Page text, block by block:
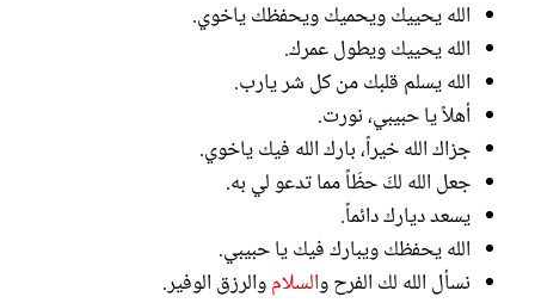
الله يحييك ويحميك ويحفظك ياخوي.
الله يحييك ويطول عمرك.
الله يسلم قلبك من كل شر يارب.
أهلاً يا حبيبي، نورت.
جزاك الله خيراً، بارك الله فيك ياخوي.
جعل الله لكَ حظَاً مما تدعو لي به.
يسعد ديارك دائماً.
الله يحفظك ويبارك فيك يا حبيبي.
نسأل الله لك الفرح والسلاموالرزق الوفير.